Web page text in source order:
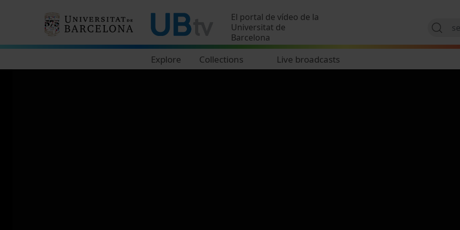
El portal de vídeo de la
Universitat de
Barcelona
Explore Collections Live broadcasts